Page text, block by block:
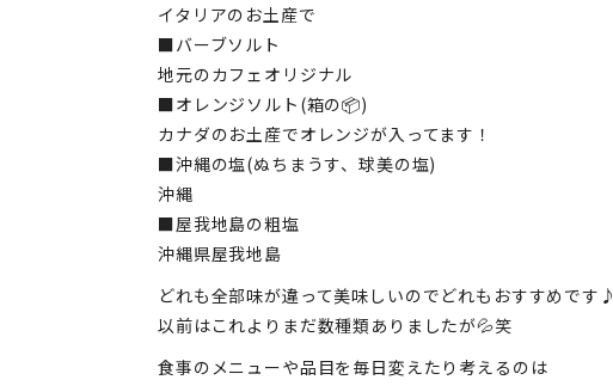
イタリアのお土産で
■バーブソルト
地元のカフェオリジナル
■オレンジソルト(箱の📦)
カナダのお土産でオレンジが入ってます！
■沖縄の塩(ぬちまうす、球美の塩)
沖縄
■屋我地島の粗塩
沖縄県屋我地島
どれも全部味が違って美味しいのでどれもおすすめです♪
以前はこれよりまだ数種類ありましたが💦笑
食事のメニューや品目を毎日変えたり考えるのは